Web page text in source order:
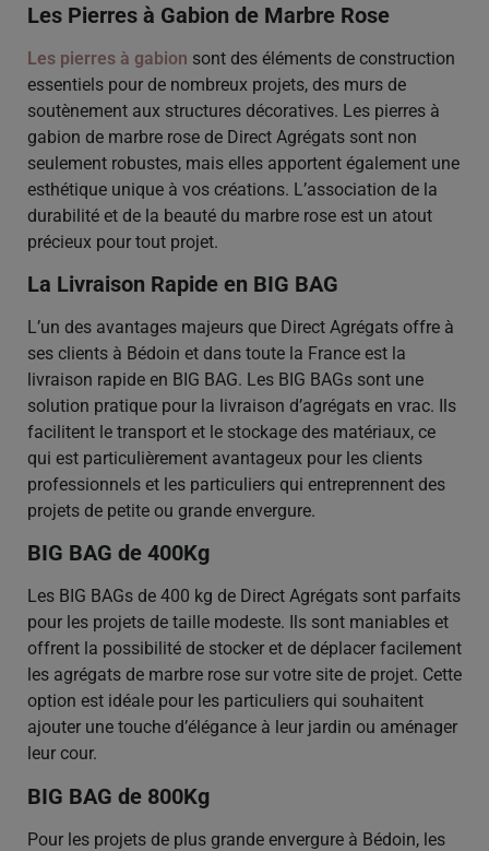
Les Pierres à Gabion de Marbre Rose
Les pierres à gabion sont des éléments de construction
essentiels pour de nombreux projets, des murs de
soutènement aux structures décoratives. Les pierres à
gabion de marbre rose de Direct Agrégats sont non
seulement robustes, mais elles apportent également une
esthétique unique à vos créations. L’association de la
durabilité et de la beauté du marbre rose est un atout
précieux pour tout projet.
La Livraison Rapide en BIG BAG
L’un des avantages majeurs que Direct Agrégats offre à
ses clients à Bédoin et dans toute la France est la
livraison rapide en BIG BAG. Les BIG BAGs sont une
solution pratique pour la livraison d’agrégats en vrac. Ils
facilitent le transport et le stockage des matériaux, ce
qui est particulièrement avantageux pour les clients
professionnels et les particuliers qui entreprennent des
projets de petite ou grande envergure.
BIG BAG de 400Kg
Les BIG BAGs de 400 kg de Direct Agrégats sont parfaits
pour les projets de taille modeste. Ils sont maniables et
offrent la possibilité de stocker et de déplacer facilement
les agrégats de marbre rose sur votre site de projet. Cette
option est idéale pour les particuliers qui souhaitent
ajouter une touche d’élégance à leur jardin ou aménager
leur cour.
BIG BAG de 800Kg
Pour les projets de plus grande envergure à Bédoin, les